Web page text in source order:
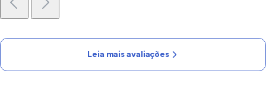
Leia mais avaliações